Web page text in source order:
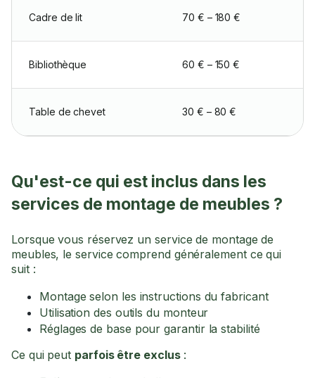
Cadre de lit 70 € – 180 €
Bibliothèque 60 € – 150 €
Table de chevet 30 € – 80 €
Qu'est-ce qui est inclus dans les
services de montage de meubles ?
Lorsque vous réservez un service de montage de
meubles, le service comprend généralement ce qui
suit :
Montage selon les instructions du fabricant
Utilisation des outils du monteur
Réglages de base pour garantir la stabilité
Ce qui peut parfois être exclus: